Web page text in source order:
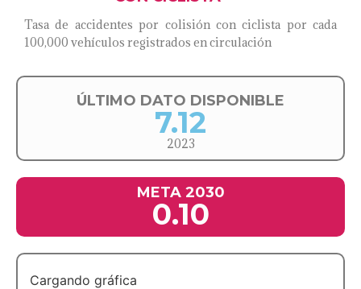
Tasa de accidentes por colisión con ciclista por cada
100,000 vehículos registrados en circulación
ÚLTIMO DATO DISPONIBLE
7.12
2023
META 2030
0.10
Cargando gráfica